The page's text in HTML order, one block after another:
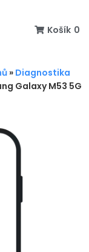
Košík 0
» Diagnostika
Galaxy M53 5G